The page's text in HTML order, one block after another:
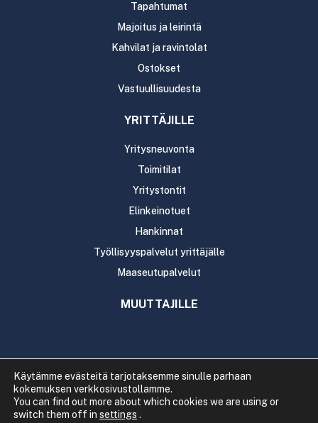
Tapahtumat
Majoitus ja leirintä
Kahvilat ja ravintolat
Ostokset
Vastuullisuudesta
YRITTÄJILLE
Yritysneuvonta
Toimitilat
Yritystontit
Elinkeinotuet
Hankinnat
Työllisyyspalvelut yrittäjälle
Maaseutupalvelut
MUUTTAJILLE
Copyright 2020 Rautavaaran kunta
TietosuojaSaavutettavuus
Käytämme evästeitä tarjotaksemme sinulle parhaan
kokemuksen verkkosivustollamme.
You can find out more about which cookies we are using or
switch them off in settings .